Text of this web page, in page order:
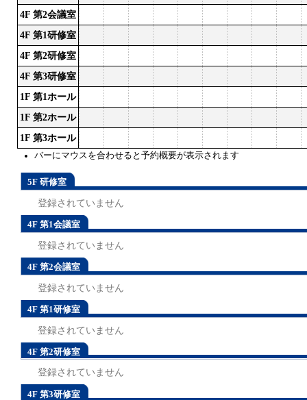
バーにマウスを合わせると予約概要が表示されます
4F 第2会議室
4F 第1研修室
4F 第2研修室
4F 第3研修室
1F 第1ホール
1F 第2ホール
1F 第3ホール
5F 研修室
登録されていません
4F 第1会議室
登録されていません
4F 第2会議室
登録されていません
4F 第1研修室
登録されていません
4F 第2研修室
登録されていません
4F 第3研修室